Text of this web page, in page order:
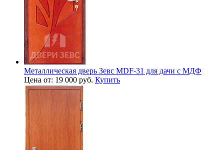
Металлическая дверь Зевс MDF-31 для дачи с МДФ
Цена от: 19 000 руб. Купить